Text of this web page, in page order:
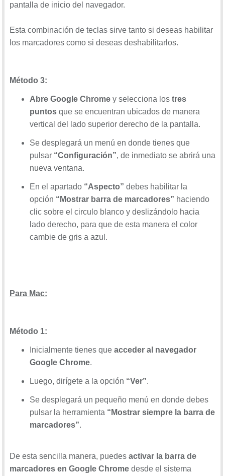
pantalla de inicio del navegador.
Esta combinación de teclas sirve tanto si deseas habilitar
los marcadores como si deseas deshabilitarlos.
Método 3:
Abre Google Chrome y selecciona los tres
puntos que se encuentran ubicados de manera
vertical del lado superior derecho de la pantalla.
Se desplegará un menú en donde tienes que
pulsar “Configuración”, de inmediato se abrirá una
nueva ventana.
En el apartado “Aspecto” debes habilitar la
opción “Mostrar barra de marcadores” haciendo
clic sobre el circulo blanco y deslizándolo hacia
lado derecho, para que de esta manera el color
cambie de gris a azul.
Para Mac:
Método 1:
Inicialmente tienes que acceder al navegador
Google Chrome.
Luego, dirígete a la opción “Ver”.
Se desplegará un pequeño menú en donde debes
pulsar la herramienta “Mostrar siempre la barra de
marcadores”.
De esta sencilla manera, puedes activar la barra de
marcadores en Google Chrome desde el sistema